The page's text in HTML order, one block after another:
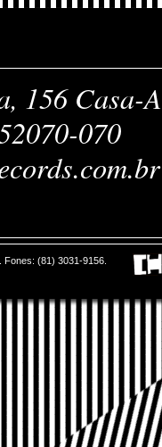
156 Casa-
070
(81) 3031-9156.